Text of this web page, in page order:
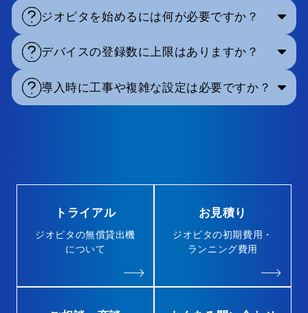
ジオピタを始めるには何が必要ですか？
デバイスの登録数に上限はありますか？
導入時に工事や複雑な設定は必要ですか？
トライアル
ジオピタの無償貸出機
について
お見積り
ジオピタの初期費用・
ランニング費用